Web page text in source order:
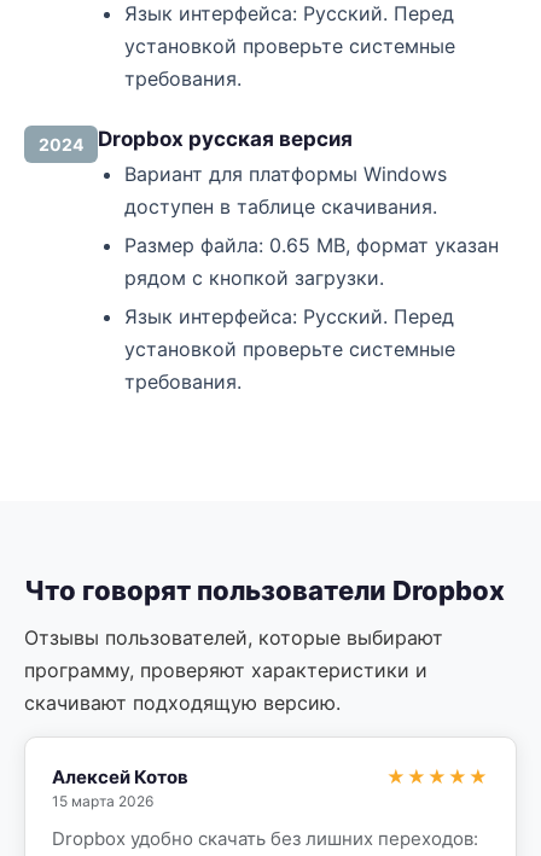
Язык интерфейса: Русский. Перед
установкой проверьте системные
требования.
2024
Dropbox русская версия
Вариант для платформы Windows
доступен в таблице скачивания.
Размер файла: 0.65 MB, формат указан
рядом с кнопкой загрузки.
Язык интерфейса: Русский. Перед
установкой проверьте системные
требования.
Что говорят пользователи Dropbox
Отзывы пользователей, которые выбирают
программу, проверяют характеристики и
скачивают подходящую версию.
Алексей Котов
15 марта 2026
★★★★★
Dropbox удобно скачать без лишних переходов: